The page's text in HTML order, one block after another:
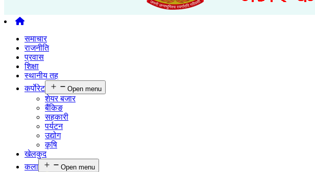
समाचार
राजनीति
प्रवास
शिक्षा
स्थानीय तह
कर्पाेरेट
Open menu
शेयर बजार
बैंकिङ
सहकारी
पर्यटन
उद्योग
कृषि
खेलकुद
कला
Open menu